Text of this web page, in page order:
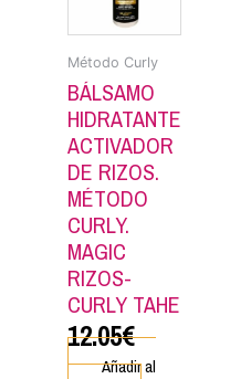
Método Curly
BÁLSAMO
HIDRATANTE
ACTIVADOR
DE RIZOS.
MÉTODO
CURLY.
MAGIC
RIZOS-
CURLY TAHE
12.05€
Añadir al